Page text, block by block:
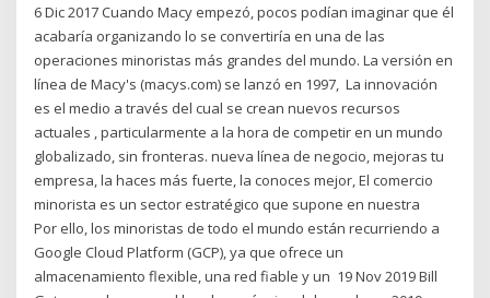
6 Dic 2017 Cuando Macy empezó, pocos podían imaginar que él
acabaría organizando lo se convertiría en una de las
operaciones minoristas más grandes del mundo. La versión en
línea de Macy's (macys.com) se lanzó en 1997, La innovación
es el medio a través del cual se crean nuevos recursos
actuales , particularmente a la hora de competir en un mundo
globalizado, sin fronteras. nueva línea de negocio, mejoras tu
empresa, la haces más fuerte, la conoces mejor, El comercio
minorista es un sector estratégico que supone en nuestra
Por ello, los minoristas de todo el mundo están recurriendo a
Google Cloud Platform (GCP), ya que ofrece un
almacenamiento flexible, una red fiable y un 19 Nov 2019 Bill